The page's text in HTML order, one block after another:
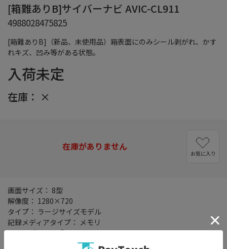
[箱難ありB]（新品、未使用品）箱表面にのみシール剥がれ、かす
れキズ、凹み等がある状態。
[箱難ありB]サイバーナビ AVIC-CL911
4988028475825
入荷未定
在庫： ×
在庫がありません
お気に入り
画面サイズ： 8型
解像度： 1280×720
タイプ： ラージサイズモデル
記録メディアタイプ： メモリ
タッチパネル： ○
タッチパネル種類： 静電式